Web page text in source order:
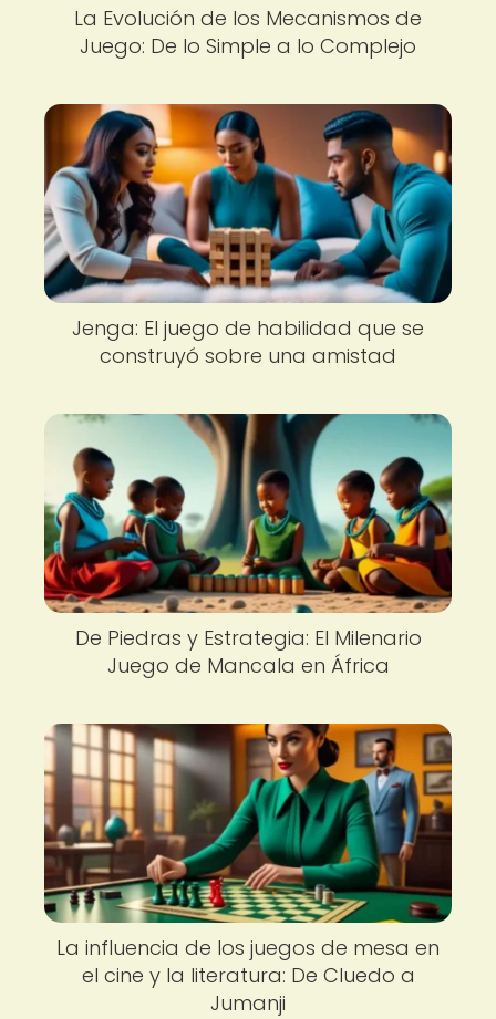
La Evolución de los Mecanismos de
Juego: De lo Simple a lo Complejo
Jenga: El juego de habilidad que se
construyó sobre una amistad
De Piedras y Estrategia: El Milenario
Juego de Mancala en África
La influencia de los juegos de mesa en
el cine y la literatura: De Cluedo a
Jumanji